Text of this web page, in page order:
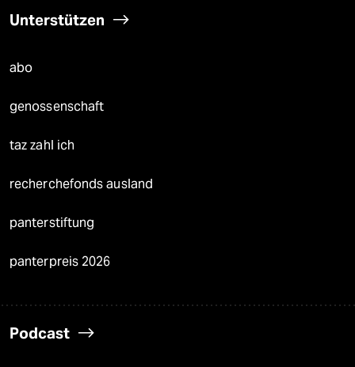
Unterstützen
abo
genossenschaft
taz zahl ich
recherchefonds ausland
panterstiftung
panterpreis 2026
Podcast